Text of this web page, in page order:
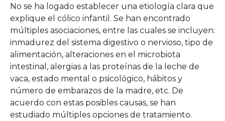
No se ha logado establecer una etiología clara que
explique el cólico infantil. Se han encontrado
múltiples asociaciones, entre las cuales se incluyen:
inmadurez del sistema digestivo o nervioso, tipo de
alimentación, alteraciones en el microbiota
intestinal, alergias a las proteínas de la leche de
vaca, estado mental o psicológico, hábitos y
número de embarazos de la madre, etc. De
acuerdo con estas posibles causas, se han
estudiado múltiples opciones de tratamiento.